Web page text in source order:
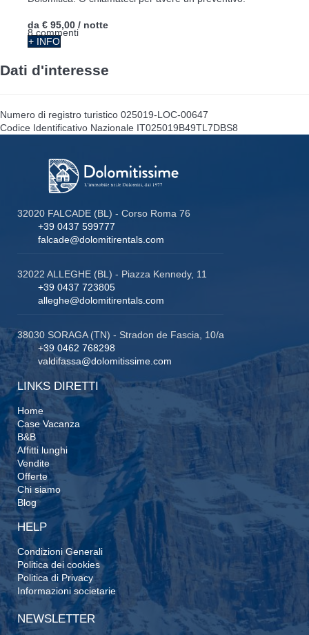
8 commenti
da € 95,00 / notte
+ INFO
Dati d'interesse
Numero di registro turistico 025019-LOC-00647
Codice Identificativo Nazionale IT025019B49TL7DBS8
32020 FALCADE (BL) - Corso Roma 76
+39 0437 599777
falcade@dolomitirentals.com
32022 ALLEGHE (BL) - Piazza Kennedy, 11
+39 0437 723805
alleghe@dolomitirentals.com
38030 SORAGA (TN) - Stradon de Fascia, 10/a
+39 0462 768298
valdifassa@dolomitissime.com
LINKS DIRETTI
Home
Case Vacanza
B&B
Affitti lunghi
Vendite
Offerte
Chi siamo
Blog
HELP
Condizioni Generali
Politica dei cookies
Politica di Privacy
Informazioni societarie
NEWSLETTER